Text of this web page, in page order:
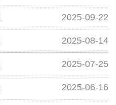
2025-09-22
2025-08-14
2025-07-25
2025-06-16